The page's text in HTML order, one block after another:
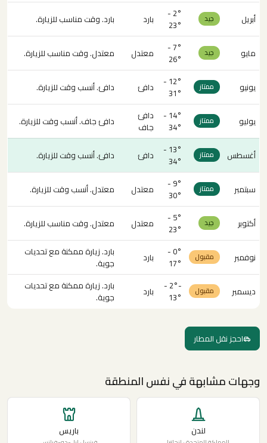
أبريل جيد
2° -
23°
بارد بارد. وقت مناسب للزيارة.
مايو جيد
7° -
26°
معتدل معتدل. وقت مناسب للزيارة.
يونيو ممتاز
12° -
31°
دافئ دافئ. أنسب وقت للزيارة.
يوليو ممتاز
14° -
34°
دافئ
جاف
دافئ جاف. أنسب وقت للزيارة.
أغسطس ممتاز
13° -
34°
دافئ دافئ. أنسب وقت للزيارة.
سبتمبر ممتاز
9° -
30°
معتدل معتدل. أنسب وقت للزيارة.
أكتوبر جيد
5° -
23°
معتدل معتدل. وقت مناسب للزيارة.
نوفمبر مقبول
0° -
17°
بارد
بارد. زيارة ممكنة مع تحديات
جوية.
ديسمبر
مقبول
-2° -
13°
بارد
بارد. زيارة ممكنة مع تحديات
جوية.
احجز نقل المطار
وجهات مشابهة في نفس المنطقة
لندن باريس